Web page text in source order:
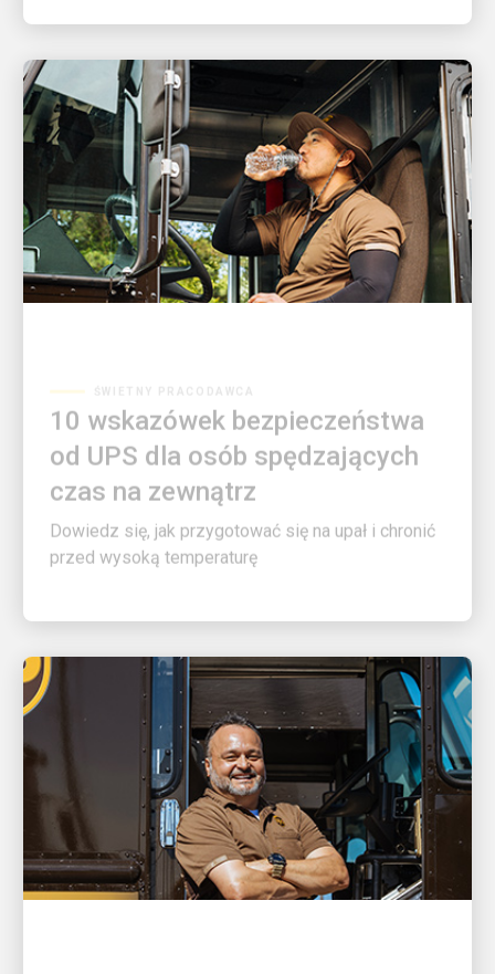
10 wskazówek bezpieczeństwa
od UPS dla osób spędzających
czas na zewnątrz
Dowiedz się, jak przygotować się na upał i chronić
przed wysoką temperaturę